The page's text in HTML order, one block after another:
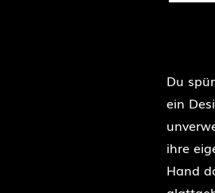
Du
ein
ihre
Hand